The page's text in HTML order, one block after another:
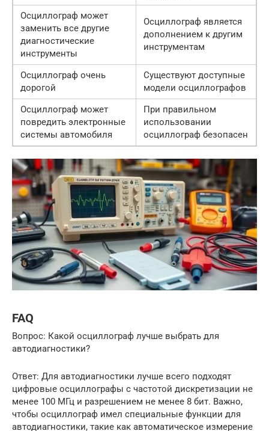
Осциллограф может
заменить все другие
диагностические
инструменты
Осциллограф является
дополнением к другим
инструментам
Осциллограф очень
дорогой
Существуют доступные
модели осциллографов
Осциллограф может
повредить электронные
системы автомобиля
При правильном
использовании
осциллограф безопасен
FAQ
Вопрос: Какой осциллограф лучше выбрать для
автодиагностики?
Ответ: Для автодиагностики лучше всего подходят
цифровые осциллографы с частотой дискретизации не
менее 100 МГц и разрешением не менее 8 бит. Важно,
чтобы осциллограф имел специальные функции для
автодиагностики, такие как автоматическое измерение